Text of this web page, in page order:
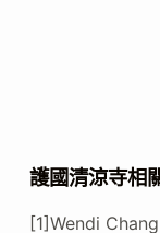
護國清涼寺相
[1]Wendi